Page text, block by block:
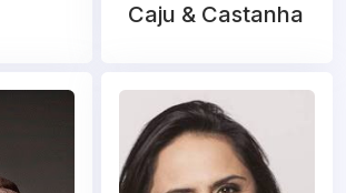
Caju & Castanha